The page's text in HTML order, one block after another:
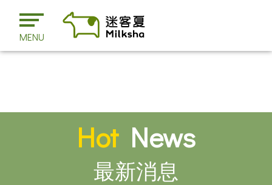
MENU
HotNews
最新消息